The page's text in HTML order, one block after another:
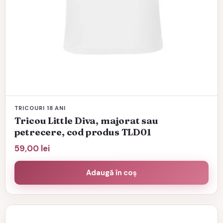
TRICOURI 18 ANI
Tricou Little Diva, majorat sau
petrecere, cod produs TLD01
59,00 lei
Adaugă în coș
Acest